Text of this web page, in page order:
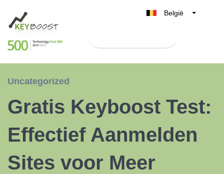
België
Nederland
España
Uncategorized
Gratis Keyboost Test:
Effectief Aanmelden
Sites voor Meer